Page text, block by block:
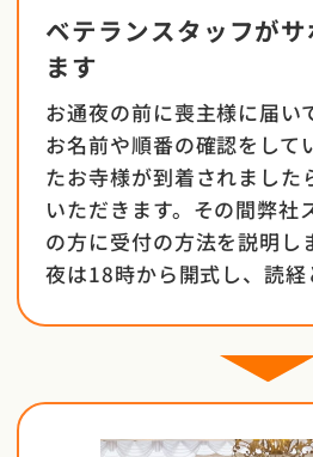
ベテランスタッフが
ます
お通夜の前に喪主様に届い
お名前や順番の確認をして
たお寺様が到着されました
いただきます。その間弊社
の方に受付の方法を説明し
夜は18時から開式し、読経